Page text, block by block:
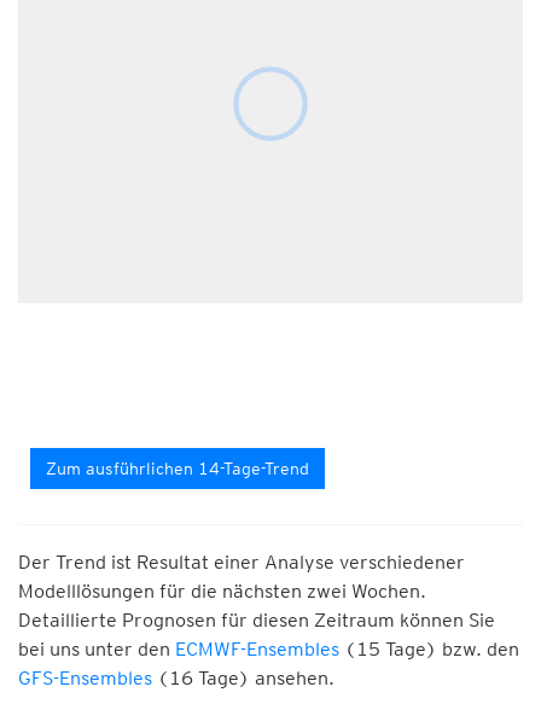
Zum ausführlichen 14-Tage-Trend
Der Trend ist Resultat einer Analyse verschiedener
Modelllösungen für die nächsten zwei Wochen.
Detaillierte Prognosen für diesen Zeitraum können Sie
bei uns unter den ECMWF-Ensembles (15 Tage) bzw. den
GFS-Ensembles (16 Tage) ansehen.